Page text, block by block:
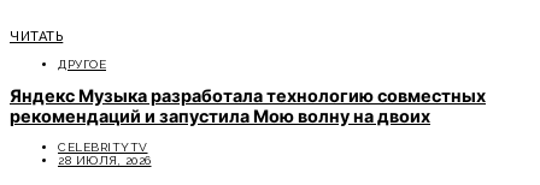
ЧИТАТЬ
ДРУГОЕ
Яндекс Музыка разработала технологию совместных
рекомендаций и запустила Мою волну на двоих
CELEBRITYTV
28 ИЮЛЯ, 2026